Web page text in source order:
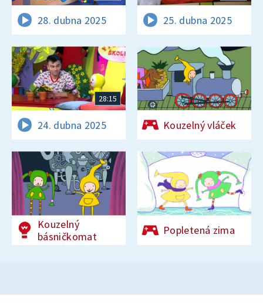
28. dubna 2025 25. dubna 2025
28:15
24. dubna 2025 Kouzelný vláček
Kouzelný
básničkomat
Popletená zima